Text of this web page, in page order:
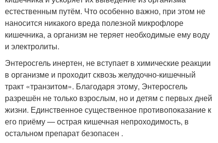
естественным путём. Что особенно важно, при этом не
наносится никакого вреда полезной микрофлоре
кишечника, а организм не теряет необходимые ему воду
и электролиты.
Энтеросгель инертен, не вступает в химические реакции
в организме и проходит сквозь желудочно-кишечный
тракт «транзитом». Благодаря этому, Энтеросгель
разрешён не только взрослым, но и детям с первых дней
жизни. Единственное существенное противопоказание к
его приёму — острая кишечная непроходимость, в
остальном препарат безопасен .